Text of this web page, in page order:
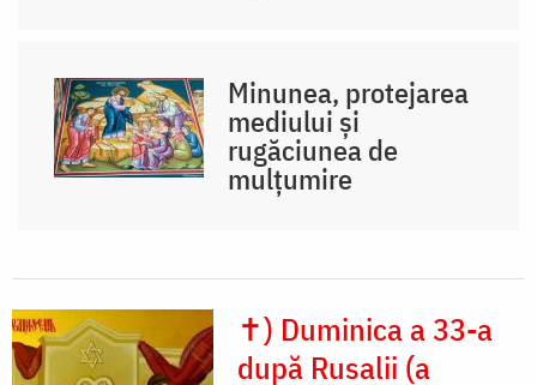
Minunea, protejarea
mediului și
rugăciunea de
mulțumire
✝) Duminica a 33-a
după Rusalii (a